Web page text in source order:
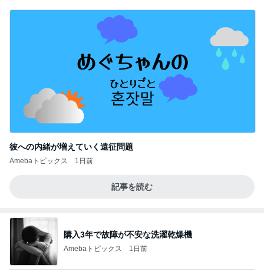
彼への内緒が増えていく遠征問題
Amebaトピックス 1日前
記事を読む
購入3年で故障が不安な洗濯乾燥機
Amebaトピックス 1日前